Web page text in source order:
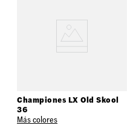
Championes LX Old Skool
36
Más colores